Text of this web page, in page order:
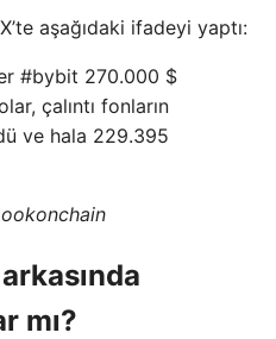
aşağıdaki ifadeyi yaptı:
#bybit 270.000 $
çalıntı fonların
ve hala 229.395
mı?